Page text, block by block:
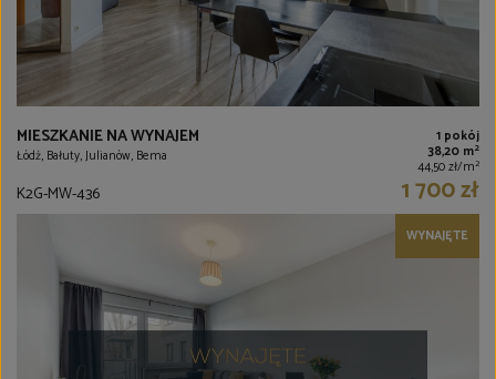
MIESZKANIE NA WYNAJEM
Łódź, Bałuty, Julianów, Bema
1 pokój
38,20 m2
44,50 zł/m2
K2G-MW-436 1 700 zł
WYNAJĘTE